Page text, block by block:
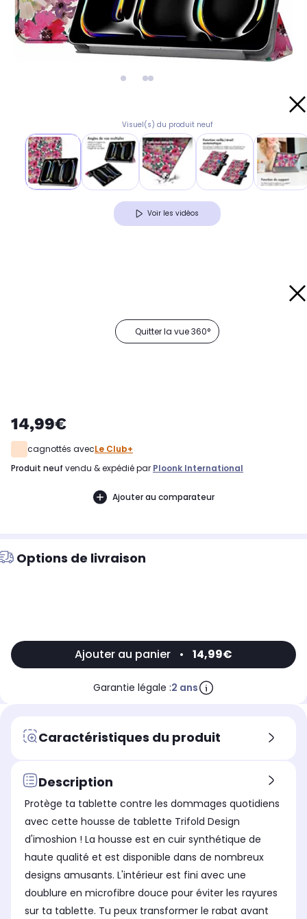
Visuel(s) du produit neuf
Voir les vidéos
Quitter la vue 360°
14,99€
cagnottés avecLe Club+
produit neuf vendu & expédié par Ploonk International
Ajouter au comparateur
Options de livraison
Ajouter au panier • 14,99€
Garantie légale :2 ans
Caractéristiques du produit
Description
Protège ta tablette contre les dommages quotidiens
avec cette housse de tablette Trifold Design
d'imoshion ! La housse est en cuir synthétique de
haute qualité et est disponible dans de nombreux
designs amusants. L'intérieur est fini avec une
doublure en microfibre douce pour éviter les rayures
sur ta tablette. Tu peux transformer le rabat avant